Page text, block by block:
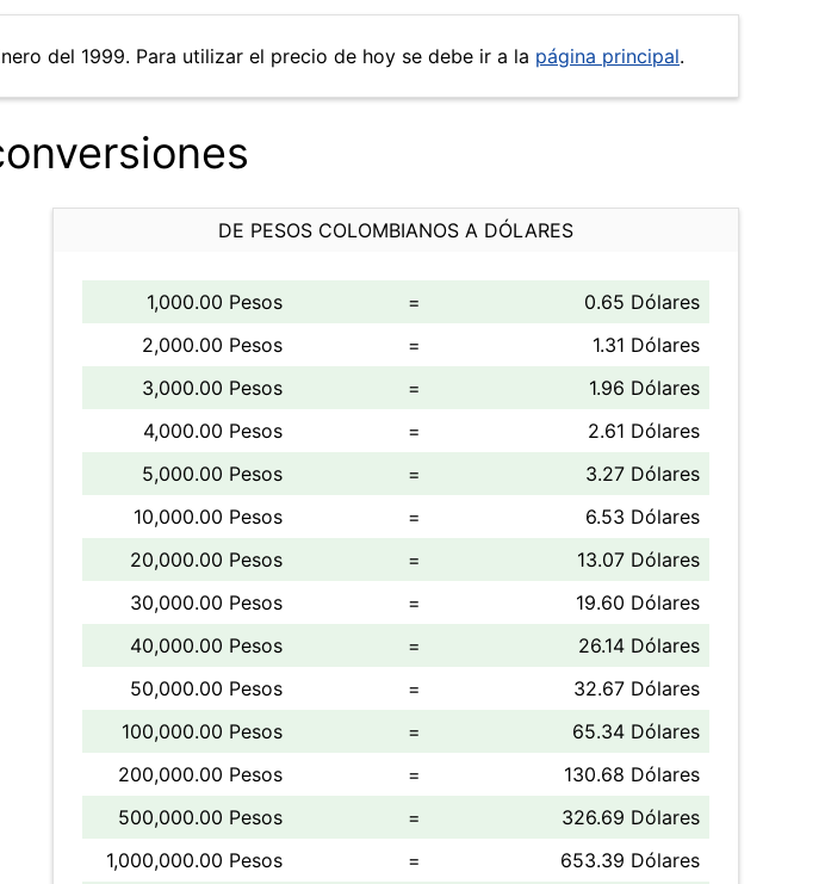
del 1999. Para utilizar el precio de hoy se debe ir a la página principal.
DE PESOS COLOMBIANOS A DÓLARES
1,000.00 Pesos =
0.65 Dólares
2,000.00 Pesos
=
1.31 Dólares
3,000.00 Pesos
=
1.96 Dólares
4,000.00 Pesos
=
2.61 Dólares
5,000.00 Pesos
=
3.27 Dólares
10,000.00 Pesos
=
6.53 Dólares
20,000.00 Pesos
=
13.07 Dólares
30,000.00 Pesos
=
19.60 Dólares
40,000.00 Pesos
=
26.14 Dólares
50,000.00 Pesos
=
32.67 Dólares
100,000.00 Pesos
=
65.34 Dólares
200,000.00 Pesos
=
130.68 Dólares
500,000.00 Pesos
=
326.69 Dólares
1,000,000.00 Pesos
= 653.39 Dólares